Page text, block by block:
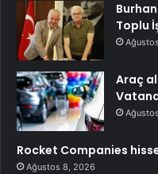
Toplu
Araç
Rocket Companies
Ağustos 8, 2026